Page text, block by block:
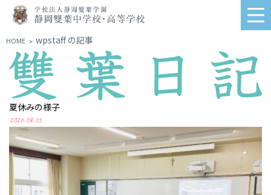
学
校
法
人
静
岡
雙
葉
学
園
静
岡
葉
HOME > wpstaff の記事
夏休みの様子
2026.08.05